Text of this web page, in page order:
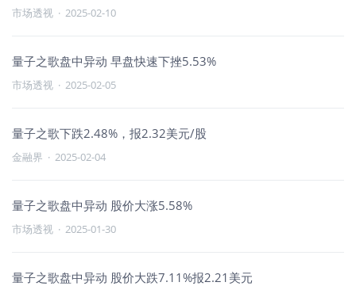
市场透视 · 2025-02-10
量子之歌盘中异动 早盘快速下挫5.53%
市场透视 · 2025-02-05
量子之歌下跌2.48%，报2.32美元/股
金融界 · 2025-02-04
量子之歌盘中异动 股价大涨5.58%
市场透视 · 2025-01-30
量子之歌盘中异动 股价大跌7.11%报2.21美元